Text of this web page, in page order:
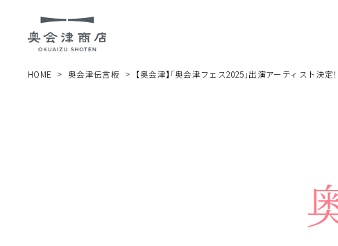
HOME 奥会津伝言板 【奥会津】「奥会津フェス2025」出演アーティスト決定！